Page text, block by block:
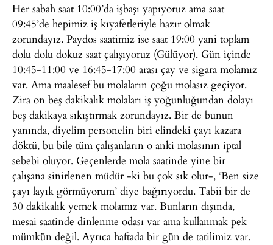
Her sabah saat 10:00’da işbaşı yapıyoruz ama saat
09:45’de hepimiz iş kıyafetleriyle hazır olmak
zorundayız. Paydos saatimiz ise saat 19:00 yani toplam
dolu dolu dokuz saat çalışıyoruz (Gülüyor). Gün içinde
10:45-11:00 ve 16:45-17:00 arası çay ve sigara molamız
var. Ama maalesef bu molaların çoğu molasız geçiyor.
Zira on beş dakikalık molaları iş yoğunluğundan dolayı
beş dakikaya sıkıştırmak zorundayız. Bir de bunun
yanında, diyelim personelin biri elindeki çayı kazara
döktü, bu bile tüm çalışanların o anki molasının iptal
sebebi oluyor. Geçenlerde mola saatinde yine bir
çalışana sinirlenen müdür -ki bu çok sık olur-, ‘Ben size
çayı layık görmüyorum’ diye bağırıyordu. Tabii bir de
30 dakikalık yemek molamız var. Bunların dışında,
mesai saatinde dinlenme odası var ama kullanmak pek
mümkün değil. Ayrıca haftada bir gün de tatilimiz var.